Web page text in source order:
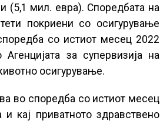
(5,1 мил. евра). Споредбата на
покриени со осигурување
со истиот месец 2022
за супервизија на
осигурување.
во споредба со истиот месец
кај приватното здравствено